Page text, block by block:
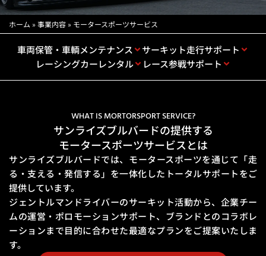
ホーム »事業内容 » モータースポーツサービス
車両保管・車輌メンテナンス
サーキット走行サポート
レーシングカーレンタル
レース参戦サポート
WHAT IS MORTORSPORT SERVICE?
サンライズブルバードの提供する
モータースポーツサービスとは
サンライズブルバードでは、モータースポーツを通じて「走
る・支える・発信する」を一体化したトータルサポートをご
提供しています。
ジェントルマンドライバーのサーキット活動から、企業チー
ムの運営・ポロモーションサポート、 ブランドとのコラボレ
ーションまで目的に合わせた最適なプランをご提案いたしま
す。